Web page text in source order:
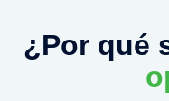
¿Por qué